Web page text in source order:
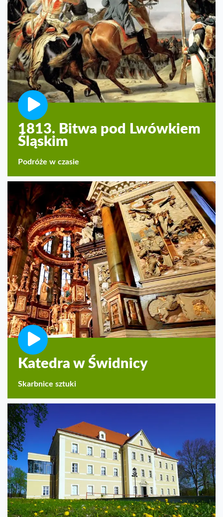
1813. Bitwa pod Lwówkiem
Śląskim
Podróże w czasie
Katedra w Świdnicy
Skarbnice sztuki